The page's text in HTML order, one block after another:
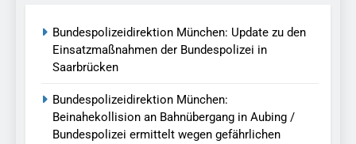
Bundespolizeidirektion München: Update zu den
Einsatzmaßnahmen der Bundespolizei in
Saarbrücken
Bundespolizeidirektion München:
Beinahekollision an Bahnübergang in Aubing /
Bundespolizei ermittelt wegen gefährlichen